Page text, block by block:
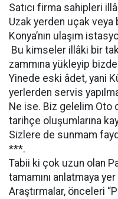
Satıcı firma sahipleri
Uzak yerden uçak veya
Konya’nın ulaşım
Bu kimseler illâki bir
zammına yükleyip
Yinede eski âdet, yani
yerlerden servis
Ne ise. Biz gelelim Oto
tarihçe oluşumlarına
Sizlere de sunmam
***.
Tabii ki çok uzun olan
tamamını anlatmaya
Araştırmalar, önceleri